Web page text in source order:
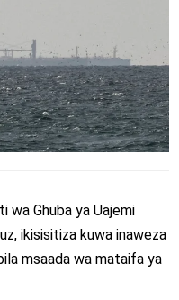
wa Ghuba ya Uajemi
ikisisitiza kuwa inaweza
msaada wa mataifa ya